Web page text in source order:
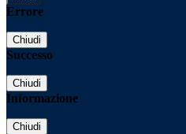
Errore
Chiudi
Successo
Chiudi
Informazione
Chiudi